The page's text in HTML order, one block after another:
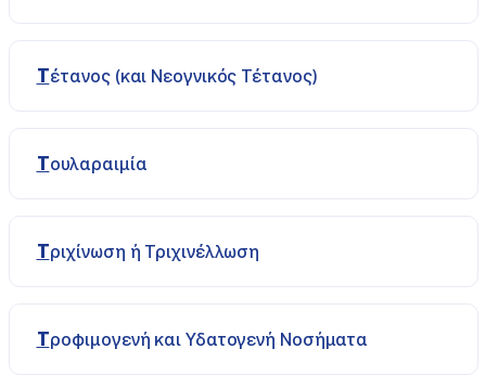
Τέτανος (και Νεογνικός Τέτανος)
Τουλαραιμία
Τριχίνωση ή Τριχινέλλωση
Τροφιμογενή και Υδατογενή Νοσήματα